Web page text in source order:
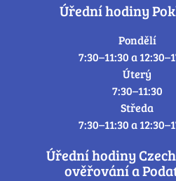
Úřední hodiny
Pondělí
7:30–11:30 a
Úterý
7:30–11:30
Středa
7:30–11:30 a
Úřední hodiny
ověřování a